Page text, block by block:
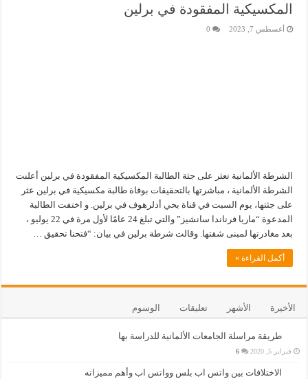
المكسيكية المفقودة في برلين
أغسطس 7, 2023 0
الشرطة الألمانية تعثر على جثة الطالبة المكسيكية المفقودة في برلين أعلنت
الشرطة الألمانية ، مباشرتها بالتحقيقات بوفاة طالبة مكسيكية في برلين عثر
على جثتها، يوم السبت في قناة بحي أدلرهوف في برلين. و اختفت الطالبة
المدعوة “ماريا فرناندا سانشيز” والتي تبلغ 24 عامًا لأول مرة في 22 يوليو ،
بعد مغادرتها لمبنى شقتها. وقالت شرطة برلين في بيان: “فتحنا تحقيق …
أكمل القراءة »
الأخيرة الأشهر تعليقات الوسوم
طريقة مراسلة الجامعات الألمانية للدراسة بها
فبراير 5, 2020 6
الاختلافات بين واتس اب بلس وواتس اب وأهم مميزاته